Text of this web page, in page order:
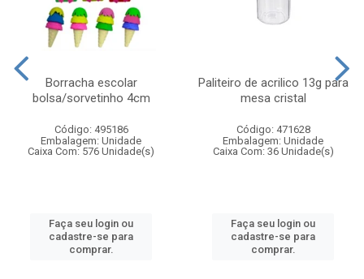
Borracha escolar
bolsa/sorvetinho 4cm
Código: 495186
Embalagem: Unidade
Caixa Com: 576 Unidade(s)
Faça seu login ou
cadastre-se para
comprar.
Paliteiro de acrilico 13g para
mesa cristal
Código: 471628
Embalagem: Unidade
Caixa Com: 36 Unidade(s)
Faça seu login ou
cadastre-se para
comprar.